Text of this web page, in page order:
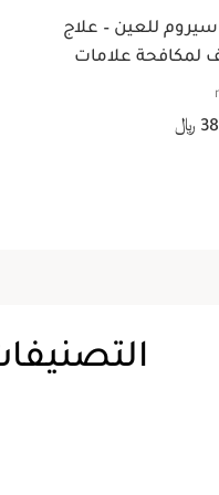
للعين – علاج
لمكافحة علامات
في السن لمنطقة
﷼